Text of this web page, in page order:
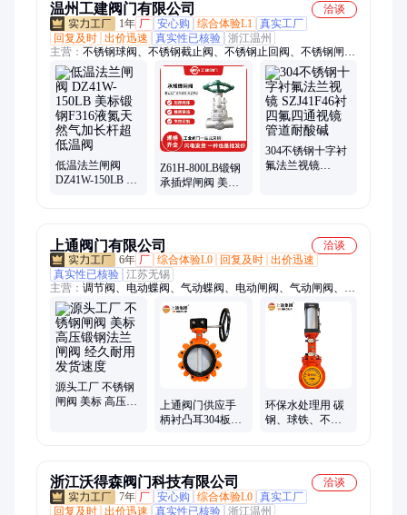
温州工建阀门有限公司
洽谈
1年 厂 安心购 综合体验L1 真实工厂
回复及时 出价迅速 真实性已核验 浙江温州
主营： 不锈钢球阀、不锈钢截止阀、不锈钢止回阀、不锈钢闸
阀、法兰闸阀、美标闸阀、暗杆闸阀、高中压法兰闸阀、电动闸
阀、美标铸钢伞齿轮闸阀、高平台球阀、Y型过滤器、不锈钢保
温球阀、保温球阀、夹套保温球阀、三通球阀、硬密封法兰球
阀、对夹薄型球阀、高平台V型球阀、法兰截止阀、氧气截止
阀、抗生素截止阀、氨用截止阀、升降式止回阀、固定球阀
低温法兰闸阀
DZ41W-150LB 美
Z61H-800LB锻钢
承插焊闸阀 美标
304不锈钢十字衬
氟法兰视镜
上通阀门有限公司
洽谈
6年 厂 综合体验L0 回复及时 出价迅速
真实性已核验 江苏无锡
主营： 调节阀、电动蝶阀、气动蝶阀、电动闸阀、气动闸阀、电
动球阀、气动球阀、电动截止阀、气动截止阀、手动阀、电动阀
门、气动阀门、电动单座调节阀、气动调节阀、电动高压球阀、
气动高压球阀、液动角式排泥阀、气动排泥阀、上通阀门
源头工厂 不锈钢
闸阀 美标 高压锻
上通阀门供应手
柄衬凸耳304板蝶
环保水处理用 碳
钢、球铁、不锈
浙江沃得森阀门科技有限公司
洽谈
7年 厂 安心购 综合体验L0 真实工厂
回复及时 出价迅速 真实性已核验 浙江温州